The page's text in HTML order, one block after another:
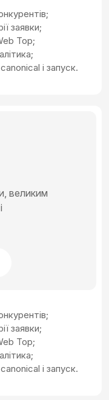
заявки;
Top;
і запуск.
великим
заявки;
Top;
і запуск.